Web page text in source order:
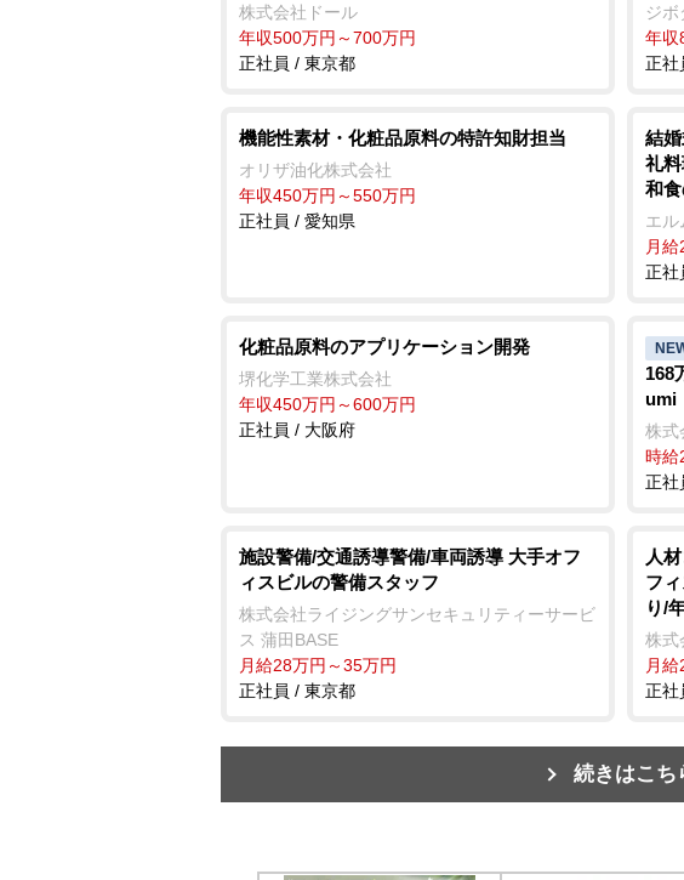
株式会社ドール
年収500万円～700万円
正社員 / 東京都
ジ
年収
正社
機能性素材・化粧品原料の特許知財担当
オリザ油化株式会社
年収450万円～550万円
正社員 / 愛知県
結
礼
和
エ
月
正社
化粧品原料のアプリケーション開発
堺化学工業株式会社
年収450万円～600万円
正社員 / 大阪府
168
umi
株式
時給
正社
施設警備/交通誘導警備/車両誘導 大手オフ
ィスビルの警備スタッフ
株式会社ライジングサンセキュリティーサービ
ス 蒲田BASE
月給28万円～35万円
正社員 / 東京都
人
フ
り/
株式
月
正社
続きはこち